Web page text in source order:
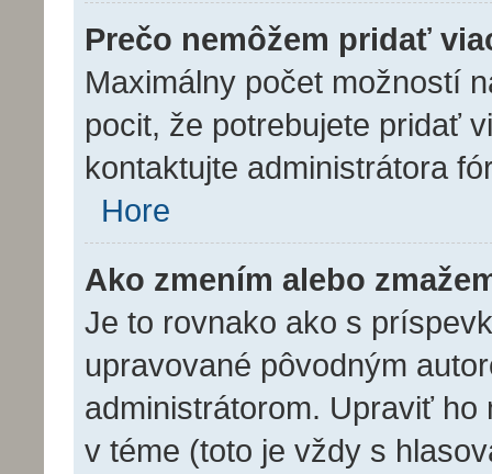
Prečo nemôžem pridať
Maximálny počet možností
pocit, že potrebujete pridať
kontaktujte administrátora
Hore
Ako zmením alebo
Je to rovnako ako s
upravované pôvodným
administrátorom. Upraviť
v téme (toto je vždy s